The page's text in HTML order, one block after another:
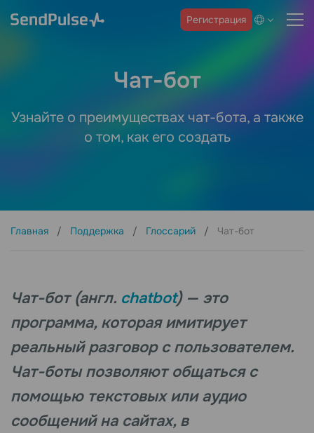
Регистрация
Чат-бот
Узнайте о преимуществах чат-бота, а также
о том, как его создать
Главная Поддержка Глоссарий Чат-бот
Чат-бот (англ. chatbot) — это
программа, которая имитирует
реальный разговор с пользователем.
Чат-боты позволяют общаться с
помощью текстовых или аудио
сообщений на сайтах, в